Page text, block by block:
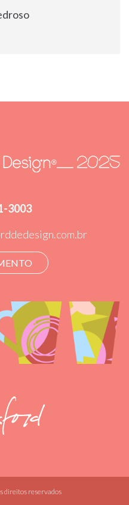
3003
direitos reservados